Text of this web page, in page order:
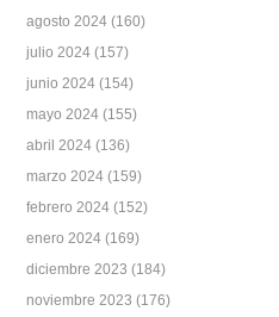
agosto 2024 (160)
julio 2024 (157)
junio 2024 (154)
mayo 2024 (155)
abril 2024 (136)
marzo 2024 (159)
febrero 2024 (152)
enero 2024 (169)
diciembre 2023 (184)
noviembre 2023 (176)